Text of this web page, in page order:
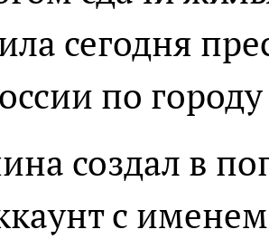
сегодня
по
создал в
с